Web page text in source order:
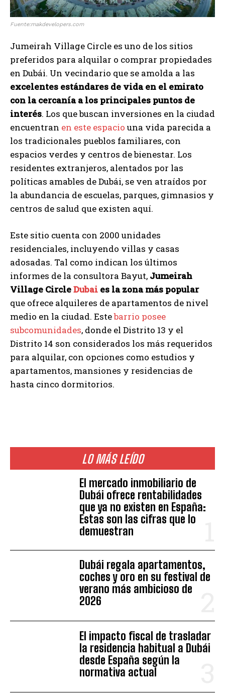
LO MÁS LEÍDO
El mercado inmobiliario de
Dubái ofrece rentabilidades
que ya no existen en España:
Estas son las cifras que lo
demuestran
Dubái regala apartamentos,
coches y oro en su festival de
verano más ambicioso de
2026
El impacto fiscal de trasladar
la residencia habitual a Dubái
desde España según la
normativa actual
Fuente:makdevelopers.com
Jumeirah Village Circle es uno de los sitios
preferidos para alquilar o comprar propiedades
en Dubái. Un vecindario que se amolda a las
excelentes estándares de vida en el emirato
con la cercanía a los principales puntos de
interés. Los que buscan inversiones en la ciudad
encuentran en este espacio una vida parecida a
los tradicionales pueblos familiares, con
espacios verdes y centros de bienestar. Los
residentes extranjeros, alentados por las
políticas amables de Dubái, se ven atraídos por
la abundancia de escuelas, parques, gimnasios y
centros de salud que existen aquí.
Este sitio cuenta con 2000 unidades
residenciales, incluyendo villas y casas
adosadas. Tal como indican los últimos
informes de la consultora Bayut, Jumeirah
Village CircleDubai es la zona más popular
que ofrece alquileres de apartamentos de nivel
medio en la ciudad. Estebarrio posee
subcomunidades, donde el Distrito 13 y el
Distrito 14 son considerados los más requeridos
para alquilar, con opciones como estudios y
apartamentos, mansiones y residencias de
hasta cinco dormitorios.